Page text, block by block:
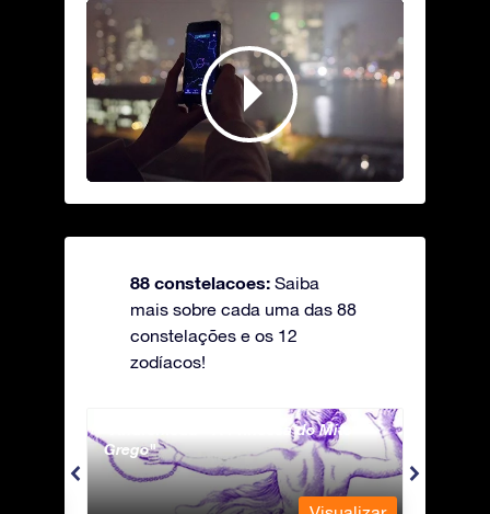
88 constelacoes: Saiba
mais sobre cada uma das 88
constelações e os 12
zodíacos!
Andromeda - A Princesa do Mito
Grego